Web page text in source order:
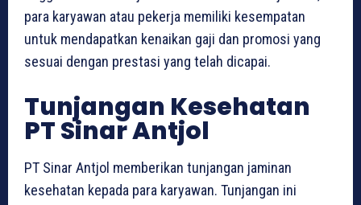
para karyawan atau pekerja memiliki kesempatan
untuk mendapatkan kenaikan gaji dan promosi yang
sesuai dengan prestasi yang telah dicapai.
Tunjangan Kesehatan
PT Sinar Antjol
PT Sinar Antjol memberikan tunjangan jaminan
kesehatan kepada para karyawan. Tunjangan ini